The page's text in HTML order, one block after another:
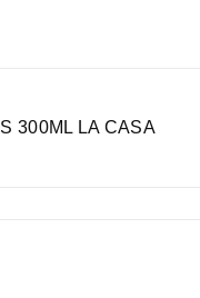
300ML LA CASA